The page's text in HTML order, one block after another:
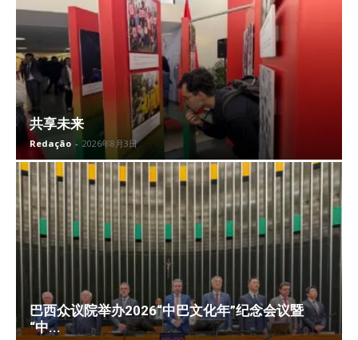
共享未来
Redação - 2026年8月3日
巴西众议院举办2026“中巴文化年”纪念会议暨
“中...